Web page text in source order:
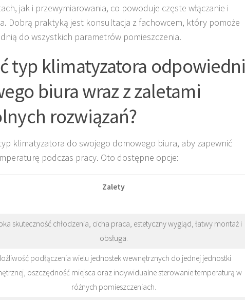
jak i przewymiarowania, co powoduje częste włączanie i
Dobrą praktyką jest konsultacja z fachowcem, który pomoże
do wszystkich parametrów pomieszczenia.
typ klimatyzatora odpowiedni
biura wraz z zaletami
rozwiązań?
klimatyzatora do swojego domowego biura, aby zapewnić
podczas pracy. Oto dostępne opcje:
Zalety
skuteczność chłodzenia, cicha praca, estetyczny wygląd, łatwy montaż i
obsługa.
podłączenia wielu jednostek wewnętrznych do jednej jednostki
oszczędność miejsca oraz indywidualne sterowanie temperaturą w
różnych pomieszczeniach.